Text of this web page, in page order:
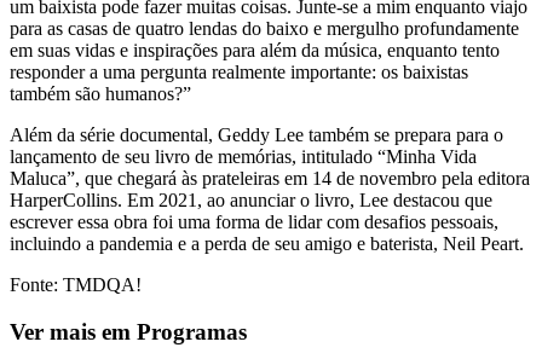
um baixista pode fazer muitas coisas. Junte-se a mim enquanto viajo
para as casas de quatro lendas do baixo e mergulho profundamente
em suas vidas e inspirações para além da música, enquanto tento
responder a uma pergunta realmente importante: os baixistas
também são humanos?”
Além da série documental, Geddy Lee também se prepara para o
lançamento de seu livro de memórias, intitulado “Minha Vida
Maluca”, que chegará às prateleiras em 14 de novembro pela editora
HarperCollins. Em 2021, ao anunciar o livro, Lee destacou que
escrever essa obra foi uma forma de lidar com desafios pessoais,
incluindo a pandemia e a perda de seu amigo e baterista, Neil Peart.
Fonte: TMDQA!
Ver mais em Programas